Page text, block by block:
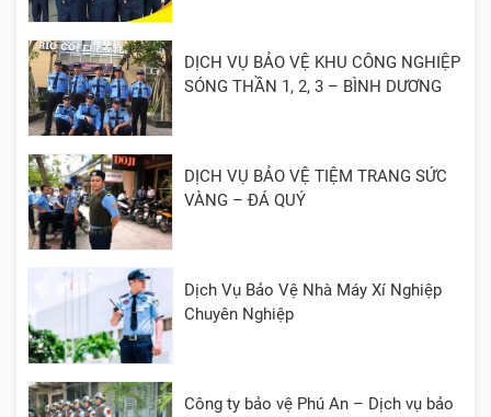
DỊCH VỤ BẢO VỆ KHU CÔNG NGHIỆP
SÓNG THẦN 1, 2, 3 – BÌNH DƯƠNG
DỊCH VỤ BẢO VỆ TIỆM TRANG SỨC
VÀNG – ĐÁ QUÝ
Dịch Vụ Bảo Vệ Nhà Máy Xí Nghiệp
Chuyên Nghiệp
Công ty bảo vệ Phú An – Dịch vụ bảo